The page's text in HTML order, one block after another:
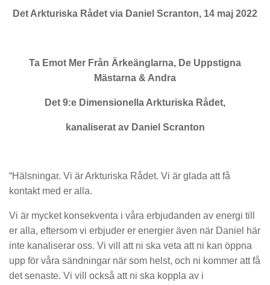
Det Arkturiska Rådet via Daniel Scranton, 14 maj 2022
Ta Emot Mer Från Ärkeänglarna, De Uppstigna
Mästarna & Andra
Det 9:e Dimensionella Arkturiska Rådet,
kanaliserat av Daniel Scranton
“Hälsningar. Vi är Arkturiska Rådet. Vi är glada att få
kontakt med er alla.
Vi är mycket konsekventa i våra erbjudanden av energi till
er alla, eftersom vi erbjuder er energier även när Daniel här
inte kanaliserar oss. Vi vill att ni ska veta att ni kan öppna
upp för våra sändningar när som helst, och ni kommer att få
det senaste. Vi vill också att ni ska koppla av i